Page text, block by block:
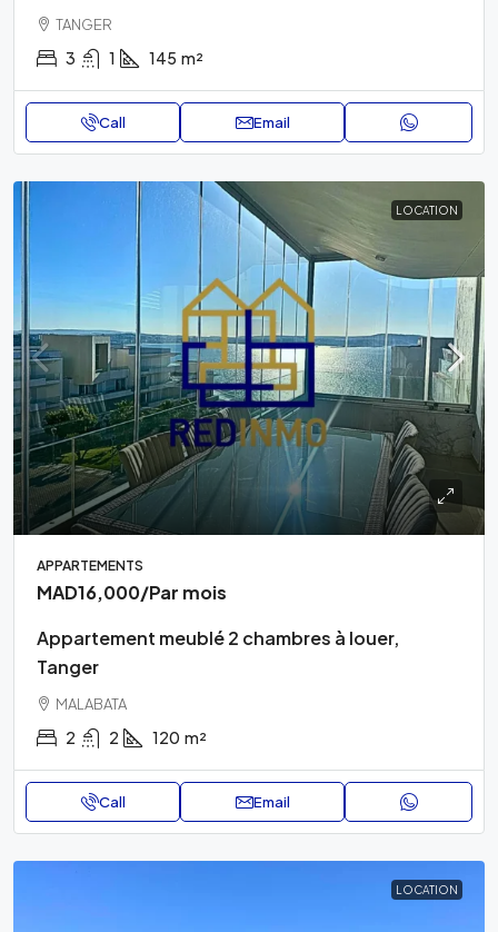
TANGER
3 1 145 m²
Call Email
LOCATION
APPARTEMENTS
MAD16,000/Par mois
Appartement meublé 2 chambres à louer,
Tanger
MALABATA
2 2 120 m²
Call Email
LOCATION